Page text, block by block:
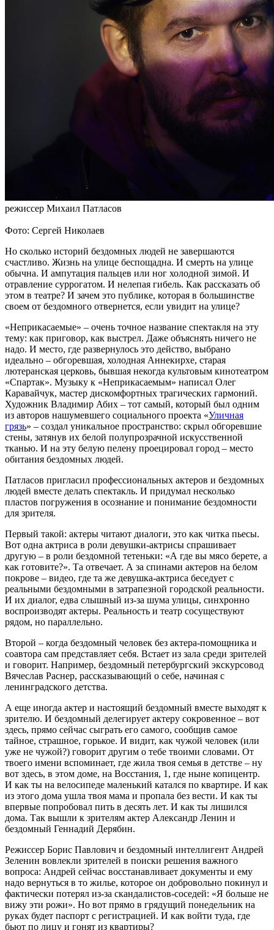
режиссер Михаил Патласов
Фото: Сергей Николаев
Но сколько историй бездомных людей не завершаются
счастливо. Жизнь на улице беспощадна. И смерть на улице
обычна. И ампутация пальцев или ног холодной зимой. И
отравление суррогатом. И нелепая гибель. Как рассказать об
этом в театре? И зачем это публике, которая в большинстве
своем от бездомного отвернется, если увидит на улице?
«Неприкасаемые» – очень точное название спектакля на эту
тему: как приговор, как выстрел. Даже объяснять ничего не
надо. И место, где развернулось это действо, выбрано
идеально – обгоревшая, холодная Аннекирхе, старая
лютеранская церковь, бывшая некогда культовым кинотеатром
«Спартак». Музыку к «Неприкасаемым» написал Олег
Каравайчук, мастер дискомфортных трагических гармоний.
Художник Владимир Абих – тот самый, который был одним
из авторов нашумевшего социального проекта «Уличная
грязь» – создал уникальное пространство: скрыл обгоревшие
стены, затянув их белой полупрозрачной искусственной
тканью. И на эту белую пелену проецировал город – место
обитания бездомных людей.
Патласов пригласил профессиональных актеров и бездомных
людей вместе делать спектакль. И придумал несколько
пластов погружения в осознание и понимание бездомности
для зрителя.
Первый такой: актеры читают диалоги, это как читка пьесы.
Вот одна актриса в роли девушки-актрисы спрашивает
другую – в роли бездомной тетеньки: «А где вы мясо берете, а
как готовите?». Та отвечает. А за спинами актеров на белом
покрове – видео, где та же девушка-актриса беседует с
реальными бездомными в затрапезной городской реальности.
И их диалог, едва слышный из-за шума улицы, синхронно
воспроизводят актеры. Реальность и театр сосуществуют
рядом, но параллельно.
Второй – когда бездомный человек без актера-помощника и
соавтора сам представляет себя. Встает из зала среди зрителей
и говорит. Например, бездомный петербургский экскурсовод
Вячеслав Раснер, рассказывающий о себе, начиная с
ленинградского детства.
А еще иногда актер и настоящий бездомный вместе выходят к
зрителю. И бездомный делегирует актеру сокровенное – вот
здесь, прямо сейчас сыграть его самого, сообщив самое
тайное, страшное, горькое. И видит, как чужой человек (или
уже не чужой?) говорит другим о тебе твоими словами. От
твоего имени вспоминает, где жила твоя семья в детстве – ну
вот здесь, в этом доме, на Восстания, 1, где ныне копицентр.
И как ты на велосипеде маленький катался по квартире. И как
из этого дома ушла твоя мама и пропала без вести. И как ты
впервые попробовал пить в десять лет. И как ты лишился
дома. Так вышли к зрителям актер Александр Ленин и
бездомный Геннадий Дерябин.
Режиссер Борис Павлович и бездомный интеллигент Андрей
Зеленин вовлекли зрителей в поиски решения важного
вопроса: Андрей сейчас восстанавливает документы и ему
надо вернуться в то жилье, которое он добровольно покинул и
фактически потерял из-за скандалистов-соседей: «Я больше не
вижу эти рожи». Но вот прямо в грядущий понедельник на
руках будет паспорт с регистрацией. И как войти туда, где
бьют по лицу и гонят из квартиры?